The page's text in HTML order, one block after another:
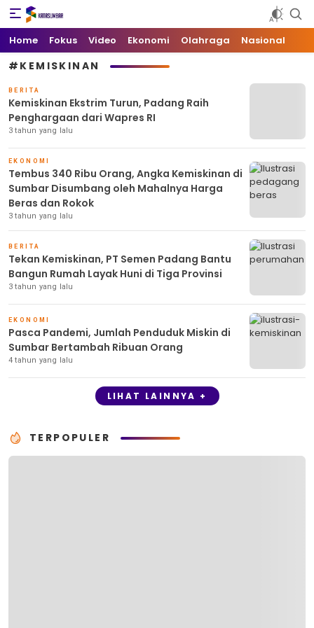
Kata Sumbar
Berita Sumbar Hari Ini
Home Fokus Video Ekonomi Olahraga Nasional
#KEMISKINAN
BERITA
Kemiskinan Ekstrim Turun, Padang Raih
Penghargaan dari Wapres RI
3 tahun yang lalu
EKONOMI
Tembus 340 Ribu Orang, Angka Kemiskinan di
Sumbar Disumbang oleh Mahalnya Harga
Beras dan Rokok
3 tahun yang lalu
BERITA
Tekan Kemiskinan, PT Semen Padang Bantu
Bangun Rumah Layak Huni di Tiga Provinsi
3 tahun yang lalu
EKONOMI
Pasca Pandemi, Jumlah Penduduk Miskin di
Sumbar Bertambah Ribuan Orang
4 tahun yang lalu
LIHAT LAINNYA +
TERPOPULER